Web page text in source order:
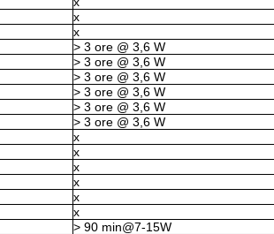
x
x
> 3 ore @ 3,6 W
> 3 ore @ 3,6 W
> 3 ore @ 3,6 W
> 3 ore @ 3,6 W
> 3 ore @ 3,6 W
> 3 ore @ 3,6 W
x
x
x
x
x
x
> 90 min@7-15W